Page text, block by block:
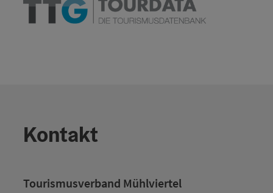
Kontakt
Tourismusverband Mühlviertel